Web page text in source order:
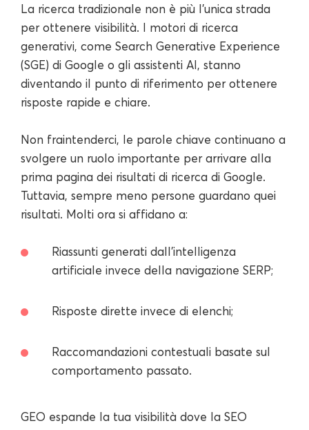
La ricerca tradizionale non è più l'unica strada
per ottenere visibilità. I motori di ricerca
generativi, come Search Generative Experience
(SGE) di Google o gli assistenti AI, stanno
diventando il punto di riferimento per ottenere
risposte rapide e chiare.
Non fraintenderci, le parole chiave continuano a
svolgere un ruolo importante per arrivare alla
prima pagina dei risultati di ricerca di Google.
Tuttavia, sempre meno persone guardano quei
risultati. Molti ora si affidano a:
Riassunti generati dall'intelligenza
artificiale invece della navigazione SERP;
Risposte dirette invece di elenchi;
Raccomandazioni contestuali basate sul
comportamento passato.
GEO espande la tua visibilità dove la SEO